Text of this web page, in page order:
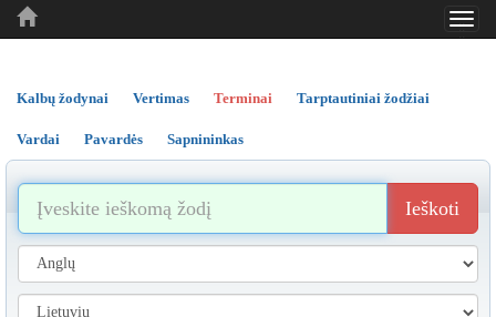
..
..
Kalbų žodynai Vertimas Terminai Tarptautiniai žodžiai
Vardai Pavardės Sapnininkas
Ieškoti